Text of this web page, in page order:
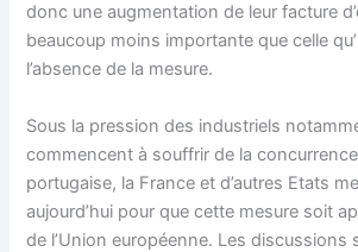
donc une augmentation de leur facture
beaucoup moins importante que celle
l’absence de la mesure.
Sous la pression des industriels
commencent à souffrir de la
portugaise, la France et d’autres Etats
aujourd’hui pour que cette mesure soit
de l’Union européenne. Les discussions